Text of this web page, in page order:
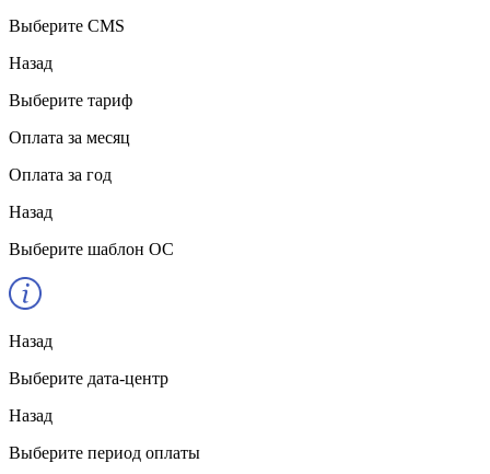
Выберите CMS
Назад
Выберите тариф
Оплата за месяц
Оплата за год
Назад
Выберите шаблон ОС
Назад
Выберите дата-центр
Назад
Выберите период оплаты